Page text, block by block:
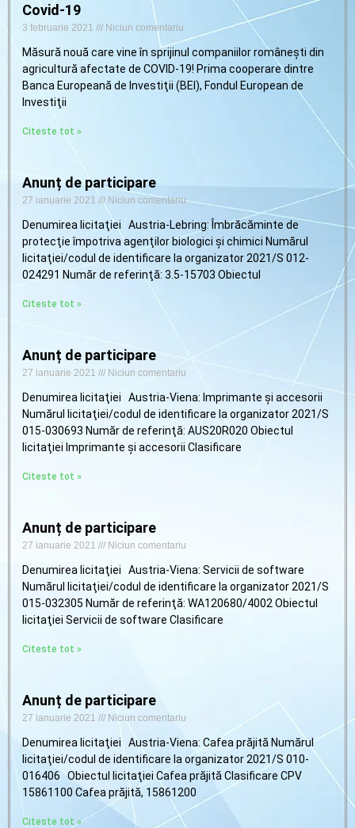
Covid-19
3 februarie 2021 Niciun comentariu
Măsură nouă care vine în sprijinul companiilor românești din
agricultură afectate de COVID-19! Prima cooperare dintre
Banca Europeană de Investiţii (BEI), Fondul European de
Investiţii
Citeste tot »
Anunț de participare
27 ianuarie 2021 Niciun comentariu
Denumirea licitaţiei Austria-Lebring: Îmbrăcăminte de
protecţie împotriva agenţilor biologici şi chimici Numărul
licitaţiei/codul de identificare la organizator 2021/S 012-
024291 Număr de referinţă: 3.5-15703 Obiectul
Citeste tot »
Anunț de participare
27 ianuarie 2021 Niciun comentariu
Denumirea licitaţiei Austria-Viena: Imprimante şi accesorii
Numărul licitaţiei/codul de identificare la organizator 2021/S
015-030693 Număr de referinţă: AUS20R020 Obiectul
licitaţiei Imprimante şi accesorii Clasificare
Citeste tot »
Anunț de participare
27 ianuarie 2021 Niciun comentariu
Denumirea licitaţiei Austria-Viena: Servicii de software
Numărul licitaţiei/codul de identificare la organizator 2021/S
015-032305 Număr de referinţă: WA120680/4002 Obiectul
licitaţiei Servicii de software Clasificare
Citeste tot »
Anunț de participare
27 ianuarie 2021 Niciun comentariu
Denumirea licitaţiei Austria-Viena: Cafea prăjită Numărul
licitaţiei/codul de identificare la organizator 2021/S 010-
016406 Obiectul licitaţiei Cafea prăjită Clasificare CPV
15861100 Cafea prăjită, 15861200
Citeste tot »